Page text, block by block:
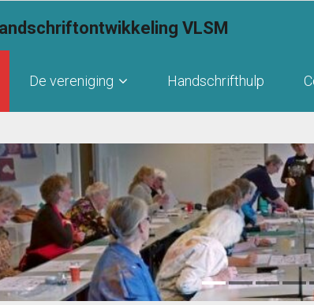
VLSM
De vereniging Handschrifthulp